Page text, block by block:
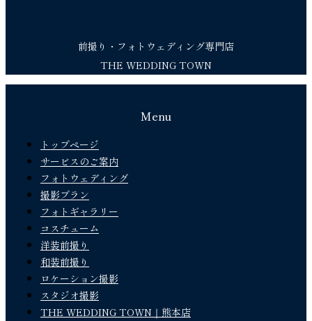
前撮り・フォトウェディング専門店
THE WEDDING TOWN
Menu
トップページ
サービスのご案内
フォトウェディング
撮影プラン
フォトギャラリー
コスチューム
洋装前撮り
和装前撮り
ロケーション撮影
スタジオ撮影
THE WEDDING TOWN｜熊本店